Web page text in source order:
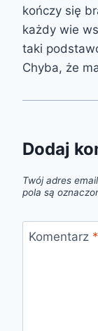
kończy się
każdy wie
taki
Chyba, że
Dodaj
Twój adres
pola są
Komentarz *